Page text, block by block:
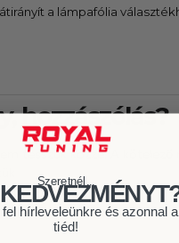
a lámpafólia
hozzászólás?
tesszük közzé.
Szeretnél...
fel hírleveleünkre és azonnal a
tiéd!